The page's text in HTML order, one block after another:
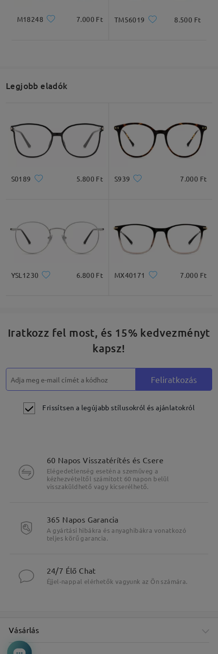
M18248 7.000 Ft TM56019 8.500 Ft
Legjobb eladók
S0189 5.800 Ft S939 7.000 Ft
YSL1230 6.800 Ft MX40171 7.000 Ft
Iratkozz fel most, és 15% kedvezményt
kapsz!
Feliratkozás
Frissítsen a legújabb stílusokról és ajánlatokról
60 Napos Visszatérítés és Csere
Elégedetlenség esetén a szemüveg a
kézhezvételtől számított 60 napon belül
visszaküldhető vagy kicserélhető.
365 Napos Garancia
A gyártási hibákra és anyaghibákra vonatkozó
teljes körű garancia.
24/7 Élő Chat
Éjjel-nappal elérhetők vagyunk az Ön számára.
Vásárlás